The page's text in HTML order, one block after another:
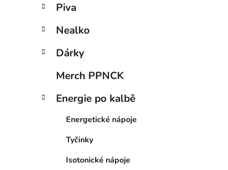
Piva
Nealko
Dárky
Merch PPNCK
Energie po kalbě
Energetické nápoje
Tyčinky
Isotonické nápoje